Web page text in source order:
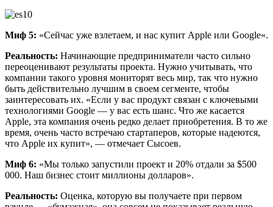
Миф 5: «Сейчас уже взлетаем, и нас купит Apple или Google«.
Реальность: Начинающие предприниматели часто сильно
переоценивают результаты проекта. Нужно учитывать, что
компании такого уровня мониторят весь мир, так что нужно
быть действительно лучшим в своем сегменте, чтобы
заинтересовать их. «Если у вас продукт связан с ключевыми
технологиями Google — у вас есть шанс. Что же касается
Apple, эта компания очень редко делает приобретения. В то же
время, очень часто встречаю стартаперов, которые надеются,
что Apple их купит», — отмечает Сысоев.
Миф 6: «Мы только запустили проект и 20% отдали за $500
000. Наш бизнес стоит миллионы долларов».
Реальность: Оценка, которую вы получаете при первом